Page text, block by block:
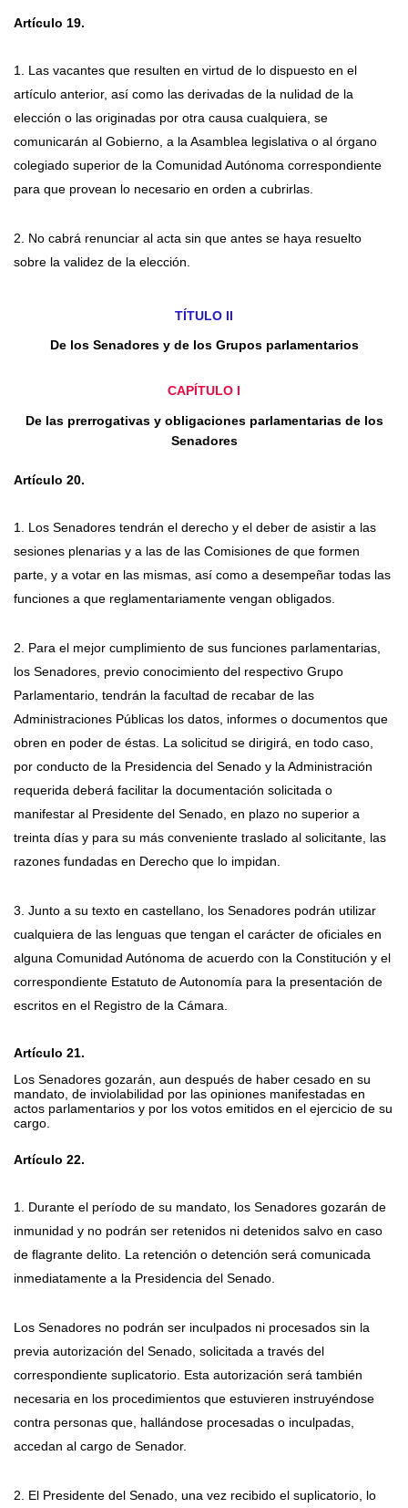
Artículo 19.
1. Las vacantes que resulten en virtud de lo dispuesto en el
artículo anterior, así como las derivadas de la nulidad de la
elección o las originadas por otra causa cualquiera, se
comunicarán al Gobierno, a la Asamblea legislativa o al órgano
colegiado superior de la Comunidad Autónoma correspondiente
para que provean lo necesario en orden a cubrirlas.
2. No cabrá renunciar al acta sin que antes se haya resuelto
sobre la validez de la elección.
TÍTULO II
De los Senadores y de los Grupos parlamentarios
CAPÍTULO I
De las prerrogativas y obligaciones parlamentarias de los
Senadores
Artículo 20.
1. Los Senadores tendrán el derecho y el deber de asistir a las
sesiones plenarias y a las de las Comisiones de que formen
parte, y a votar en las mismas, así como a desempeñar todas las
funciones a que reglamentariamente vengan obligados.
2. Para el mejor cumplimiento de sus funciones parlamentarias,
los Senadores, previo conocimiento del respectivo Grupo
Parlamentario, tendrán la facultad de recabar de las
Administraciones Públicas los datos, informes o documentos que
obren en poder de éstas. La solicitud se dirigirá, en todo caso,
por conducto de la Presidencia del Senado y la Administración
requerida deberá facilitar la documentación solicitada o
manifestar al Presidente del Senado, en plazo no superior a
treinta días y para su más conveniente traslado al solicitante, las
razones fundadas en Derecho que lo impidan.
3. Junto a su texto en castellano, los Senadores podrán utilizar
cualquiera de las lenguas que tengan el carácter de oficiales en
alguna Comunidad Autónoma de acuerdo con la Constitución y el
correspondiente Estatuto de Autonomía para la presentación de
escritos en el Registro de la Cámara.
Artículo 21.
Los Senadores gozarán, aun después de haber cesado en su
mandato, de inviolabilidad por las opiniones manifestadas en
actos parlamentarios y por los votos emitidos en el ejercicio de su
cargo.
Artículo 22.
1. Durante el período de su mandato, los Senadores gozarán de
inmunidad y no podrán ser retenidos ni detenidos salvo en caso
de flagrante delito. La retención o detención será comunicada
inmediatamente a la Presidencia del Senado.
Los Senadores no podrán ser inculpados ni procesados sin la
previa autorización del Senado, solicitada a través del
correspondiente suplicatorio. Esta autorización será también
necesaria en los procedimientos que estuvieren instruyéndose
contra personas que, hallándose procesadas o inculpadas,
accedan al cargo de Senador.
2. El Presidente del Senado, una vez recibido el suplicatorio, lo